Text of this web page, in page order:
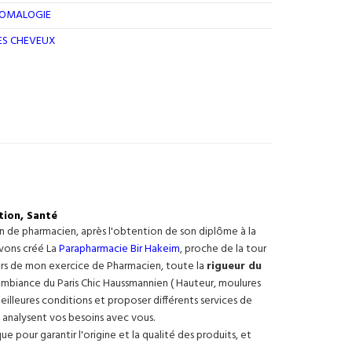
CHEVEUX
Santé
de pharmacien, après l'obtention de son diplôme à la
créé LaParapharmacie Bir Hakeim, proche de la tour
de mon exercice de Pharmacien, toute la rigueur du
du Paris Chic Haussmannien ( Hauteur, moulures
conditions et proposer différents services de
vos besoins avec vous.
pour garantir l'origine et la qualité des produits, et